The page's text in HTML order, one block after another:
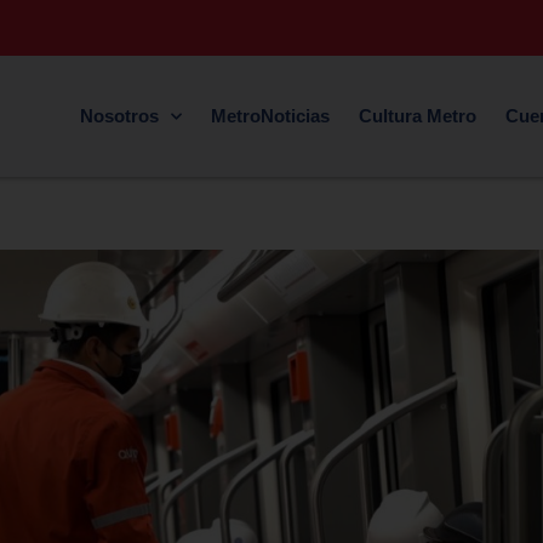
Nosotros MetroNoticias Cultura Metro